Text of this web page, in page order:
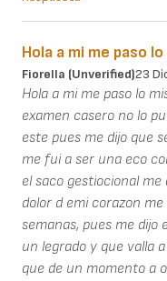
Hola a mi me paso
Fiorella (unverified)23
Hola a mi me paso lo
examen casero no lo
este pues me dijo que
me fui a ser una eco
el saco gestiocional
dolor d emi corazon
semanas, pues me dijo
un legrado y que valla
que de un momento a